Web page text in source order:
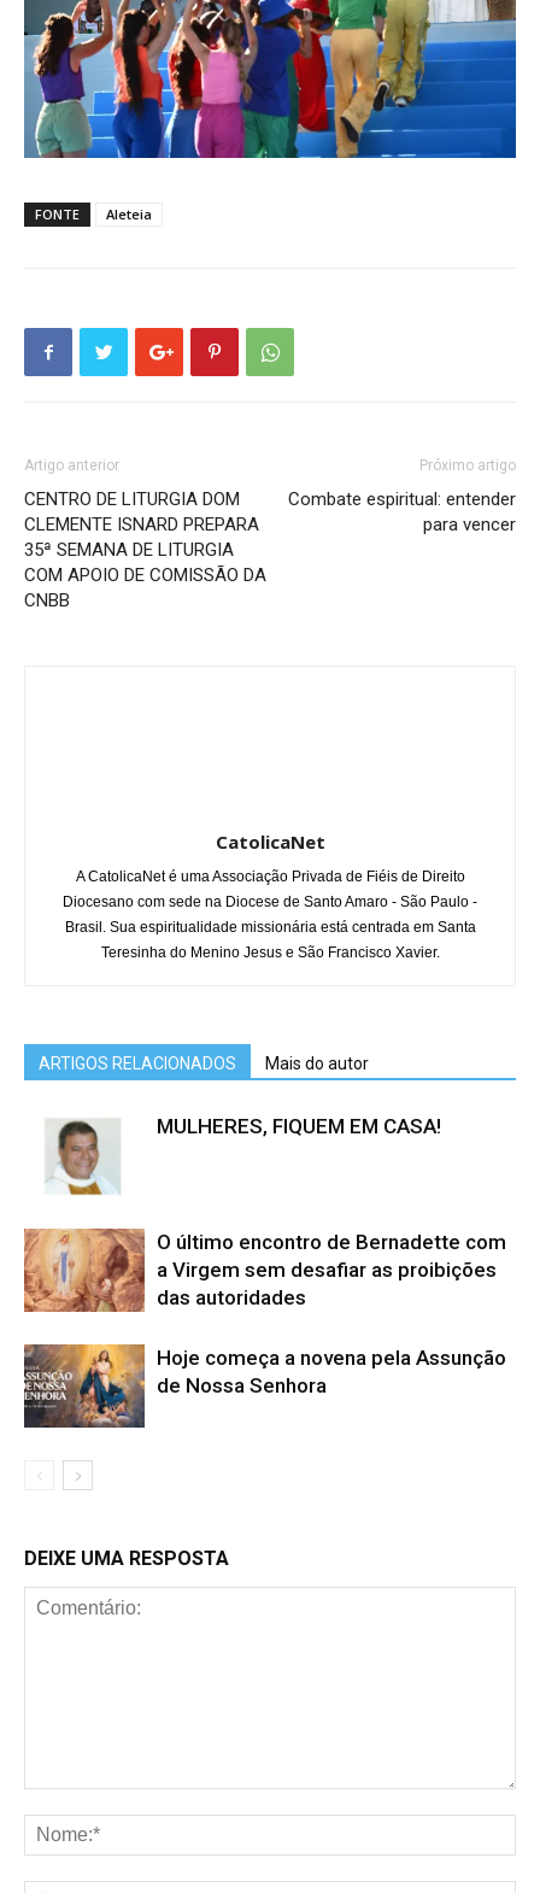
FONTE Aleteia
Artigo anterior
CENTRO DE LITURGIA DOM
CLEMENTE ISNARD PREPARA
35ª SEMANA DE LITURGIA
COM APOIO DE COMISSÃO DA
CNBB
Próximo artigo
Combate espiritual: entender
para vencer
CatolicaNet
A CatolicaNet é uma Associação Privada de Fiéis de Direito
Diocesano com sede na Diocese de Santo Amaro - São Paulo -
Brasil. Sua espiritualidade missionária está centrada em Santa
Teresinha do Menino Jesus e São Francisco Xavier.
ARTIGOS RELACIONADOS Mais do autor
MULHERES, FIQUEM EM CASA!
O último encontro de Bernadette com
a Virgem sem desafiar as proibições
das autoridades
Hoje começa a novena pela Assunção
de Nossa Senhora
DEIXE UMA RESPOSTA